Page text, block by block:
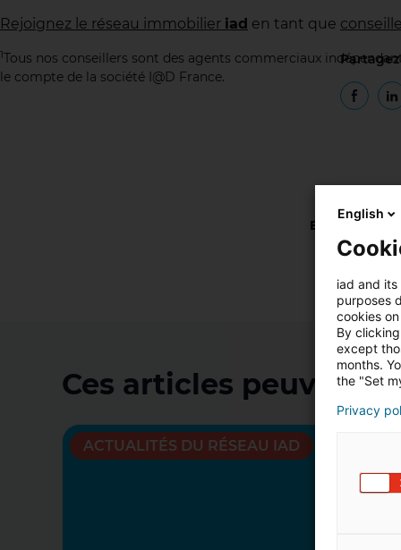
Rejoignez le réseau immobilier iad en tant que
1Tous nos conseillers sont des agents commerciaux
le compte de la société I@D France.
En savoir plus :
Ces articles peuvent
ACTUALITÉS DU RÉSEAU IAD
English
iad and
purposes
cookies
By
except
months.
the "Set
Privacy